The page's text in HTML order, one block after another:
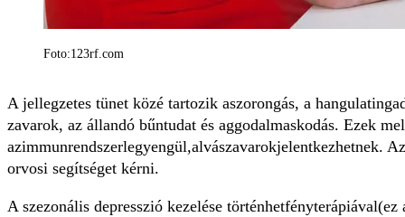
Foto:123rf.com
A jellegzetes tünet közé tartozik aszorongás, a
zavarok, az állandó bűntudat és aggodalmaskodás. Ezek
azimmunrendszerlegyengül,alvászavarokjelentkezhetnek.
orvosi segítséget kérni.
A szezonális depresszió kezelése